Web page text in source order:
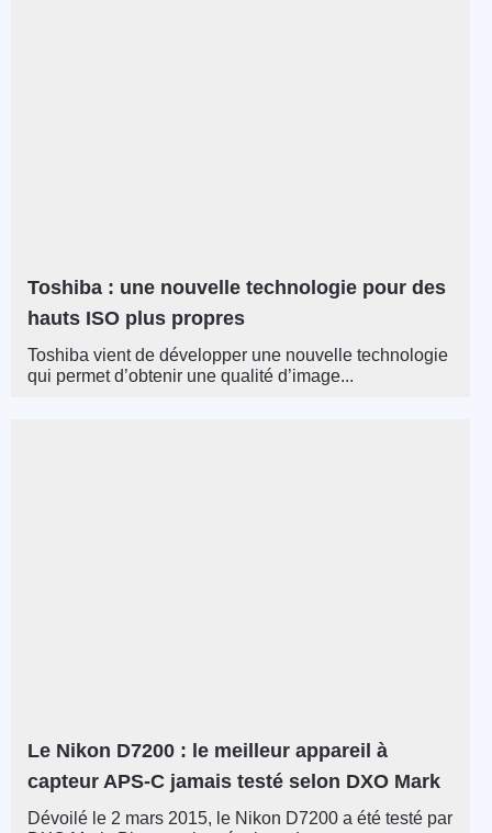
Toshiba : une nouvelle technologie pour des
hauts ISO plus propres
Toshiba vient de développer une nouvelle technologie
qui permet d’obtenir une qualité d’image...
Le Nikon D7200 : le meilleur appareil à
capteur APS-C jamais testé selon DXO Mark
Dévoilé le 2 mars 2015, le Nikon D7200 a été testé par